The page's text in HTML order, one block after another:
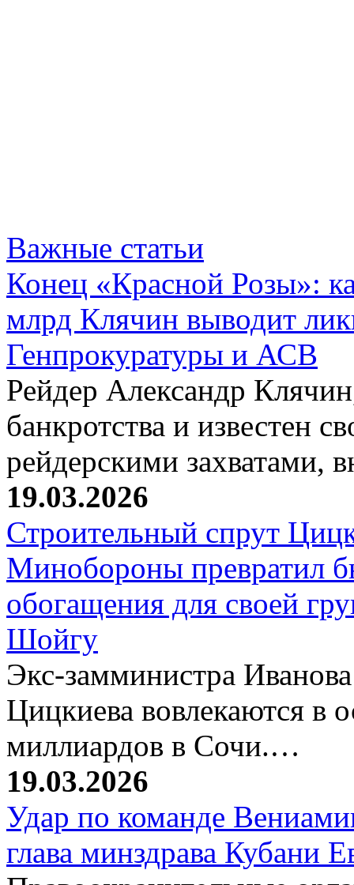
Важные статьи
Конец «Красной Розы»:
млрд Клячин выводит
Генпрокуратуры и АСВ
Рейдер Александр
банкротства и известен
рейдерскими захватами,
19.03.2026
Строительный спрут
Минобороны превратил
обогащения для своей
Шойгу
Экс-замминистра
Цицкиева вовлекаются в
миллиардов в Сочи.…
19.03.2026
Удар по команде
глава минздрава Кубани